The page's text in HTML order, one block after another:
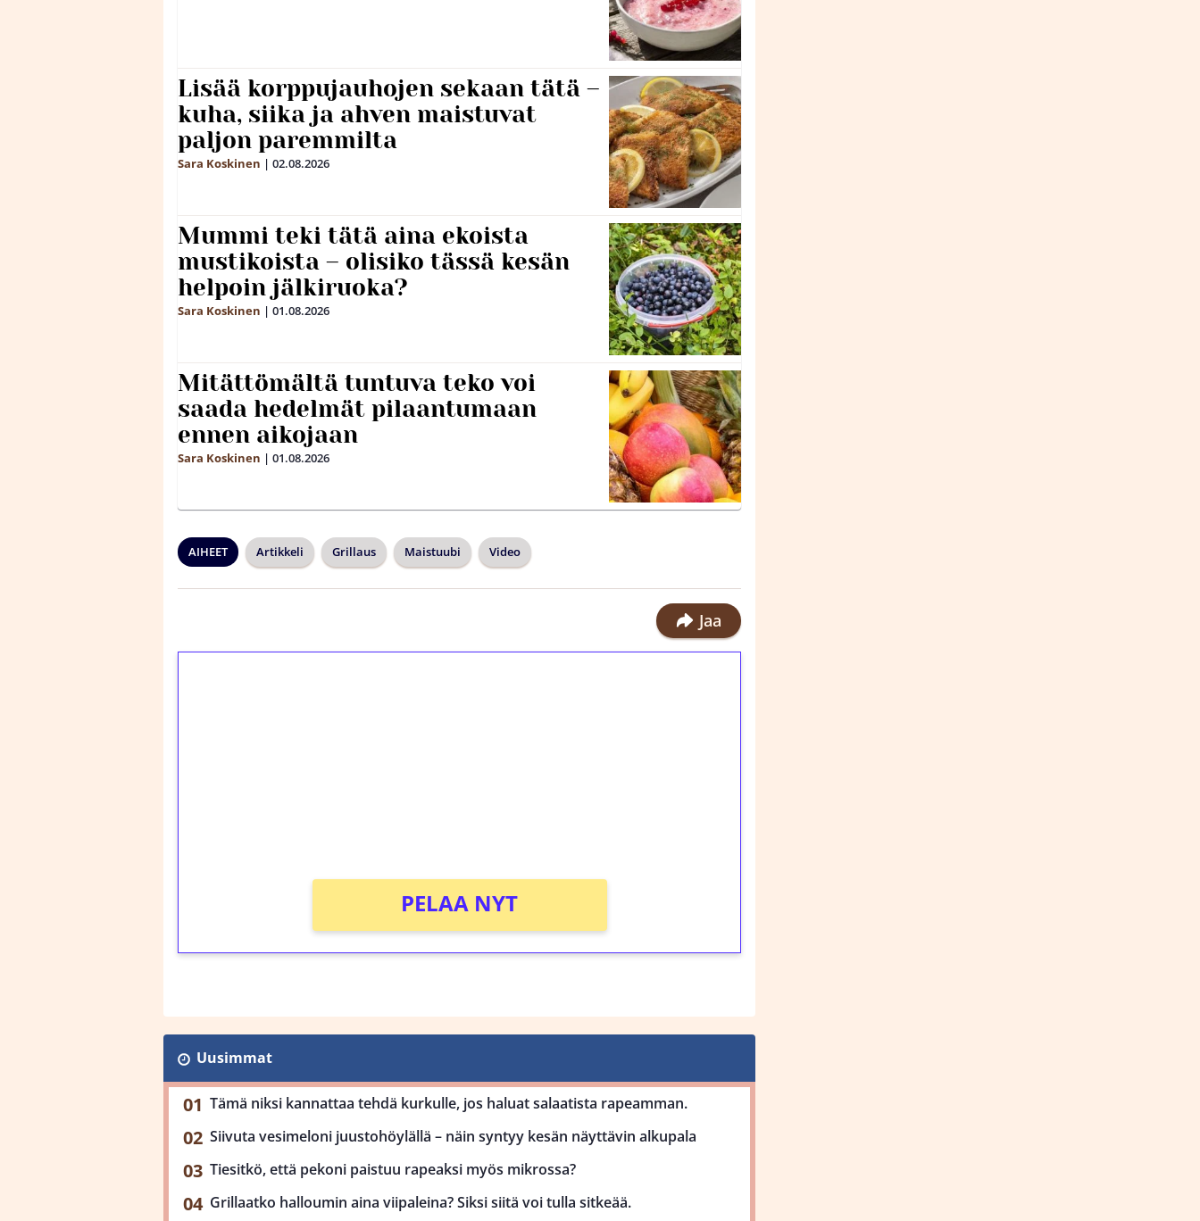
Lisää korppujauhojen sekaan tätä –
kuha, siika ja ahven maistuvat
paljon paremmilta
Sara Koskinen | 02.08.2026
Mummi teki tätä aina ekoista
mustikoista – olisiko tässä kesän
helpoin jälkiruoka?
Sara Koskinen | 01.08.2026
Mitättömältä tuntuva teko voi
saada hedelmät pilaantumaan
ennen aikojaan
Sara Koskinen | 01.08.2026
AIHEET Artikkeli Grillaus Maistuubi Video
Jaa
PELAA NYT
Uusimmat
Tämä niksi kannattaa tehdä kurkulle, jos haluat salaatista rapeamman.
Siivuta vesimeloni juustohöylällä – näin syntyy kesän näyttävin alkupala
Tiesitkö, että pekoni paistuu rapeaksi myös mikrossa?
Grillaatko halloumin aina viipaleina? Siksi siitä voi tulla sitkeää.